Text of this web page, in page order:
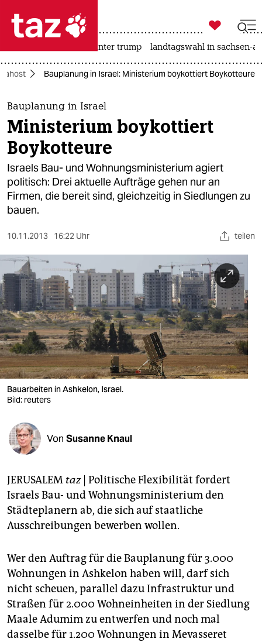
 taz zahl ich
taz zahl ich
themen
politik
öko
gesellschaft
kultur
sport
berlin
nord
wahrheit
verlag
verlag
veranstaltungen
fragen & hilfe
unterstützen
abo
genossenschaft
epaper login

taz zahl ich
usa unter trump landtagswahl in sachsen-
Bauplanung in Israel: Ministerium boykottiert Boykotteure
Bauplanung in Israel
Ministerium boykottiert
Boykotteure
Israels Bau- und Wohnungsministerium agiert
politisch: Drei aktuelle Aufträge gehen nur an
Firmen, die bereit sind, gleichzeitig in Siedlungen zu
bauen.
10.11.2013 16:22 Uhr teilen
Bauarbeiten in Ashkelon, Israel.
Bild: reuters
Von Susanne Knaul
JERUSALEM taz Politische Flexibilität fordert
Israels Bau- und Wohnungsministerium den
Städteplanern ab, die sich auf staatliche
Ausschreibungen bewerben wollen.
Wer den Auftrag für die Bauplanung für 3.000
Wohnungen in Ashkelon haben will, darf sich
nicht scheuen, parallel dazu Infrastruktur und
Straßen für 2.000 Wohneinheiten in der Siedlung
Maale Adumim zu entwerfen und noch mal
dasselbe für 1.200 Wohnungen in Mevasseret